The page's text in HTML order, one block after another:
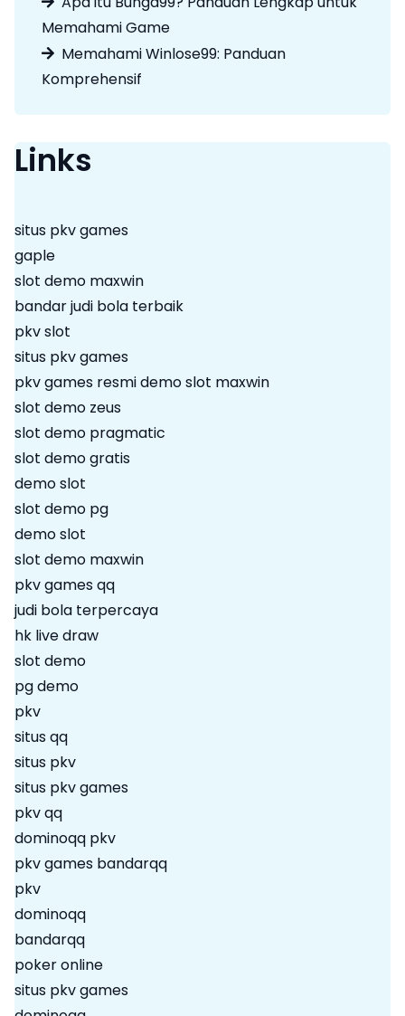
Memahami Game
Memahami Winlose99: Panduan
Komprehensif
Links
situs pkv games
gaple
slot demo maxwin
bandar judi bola terbaik
pkv slot
situs pkv games
pkv games resmidemo slot maxwin
slot demo zeus
slot demo pragmatic
slot demo gratis
demo slot
slot demo pg
demo slot
slot demo maxwin
pkv games qq
judi bola terpercaya
hk live draw
slot demo
pg demo
pkv
situs qq
situs pkv
situs pkv games
pkv qq
dominoqq pkv
pkv games bandarqq
pkv
dominoqq
bandarqq
poker online
situs pkv games